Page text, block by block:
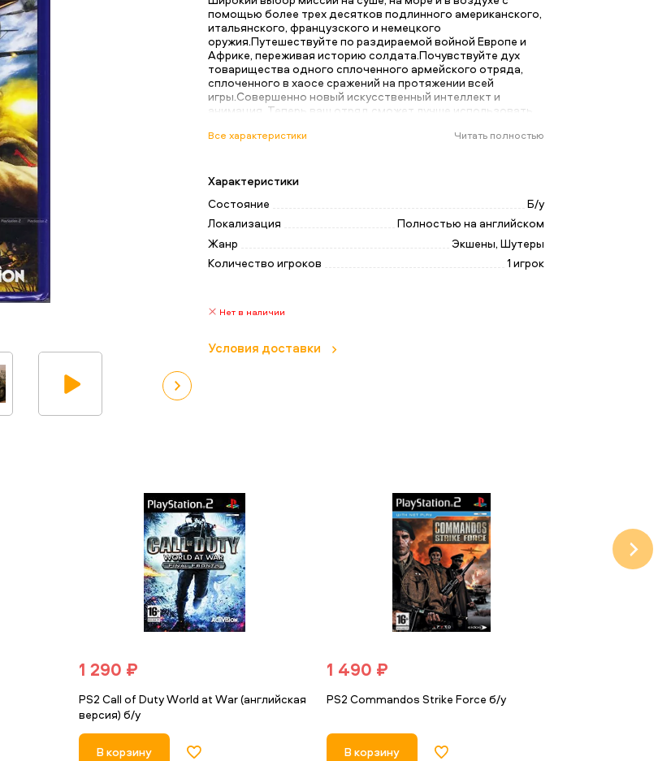
помощью более трех десятков подлинного американского,
итальянского, французского и немецкого
оружия.Путешествуйте по раздираемой войной Европе и
Африке, переживая историю солдата.Почувствуйте дух
товарищества одного сплоченного армейского отряда,
сплоченного в хаосе сражений на протяжении всей
игры.Совершенно новый искусственный интеллект и
анимация. Теперь ваш отряд сможет лучше использовать
такие как обход с фланга, охват и поведение при стрельбе
точной боевой болтовни.
Все характеристики Читать полностью
Характеристики
Состояние
Б/у
Локализация
Полностью на английском
Жанр
Экшены, Шутеры
Количество игроков
1 игрок
Нет в наличии
Условия доставки
1 290 ₽
PS2 Call of Duty World at War (английская
версия) б/у
В корзину
1 490 ₽
PS2 Commandos Strike Force б/у
В корзину